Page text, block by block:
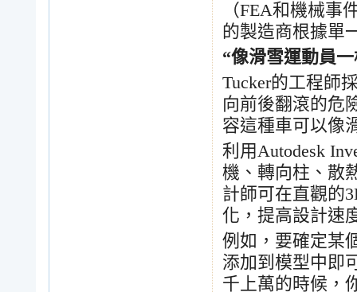
（FEA和機械事
的製造商根據單
“像滑雪運動員
Tucker的工程師
向前後翻滾的危
容這種車可以像
利用Autodesk
機、轉向柱、散
計師可在直觀的
化，提高設計速
例如，要確定某
添加到模型中即
千上萬的時候，